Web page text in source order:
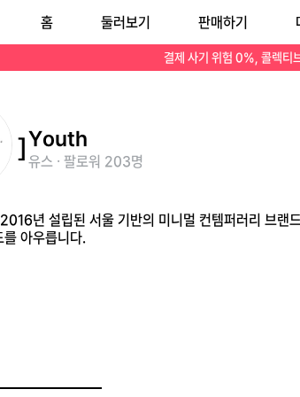
링에 강하며 중성적인 무드를 아우릅니다.
결제 사기 위험 0%, 콜렉티
홈 둘러보기 판매하기
Youth
유스 · 팔로워 203명
년 설립된 서울 기반의 미니멀 컨템퍼러리 브랜
를 아우릅니다.